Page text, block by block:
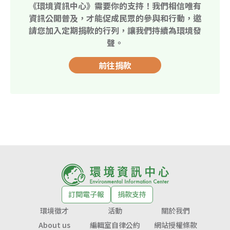
《環境資訊中心》需要你的支持！我們相信唯有
資訊公開普及，才能促成民眾的參與和行動，邀
請您加入定期捐款的行列，讓我們持續為環境發
聲。
前往捐款
訂閱電子報
捐款支持
環境徵才
活動
關於我們
About us
編輯室自律公約 網站授權條款